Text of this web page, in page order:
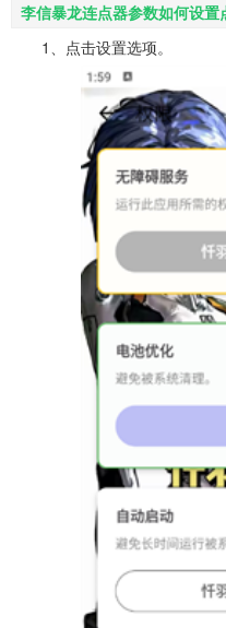
李信暴龙连点器参数如何设置
1、点击设置选项。